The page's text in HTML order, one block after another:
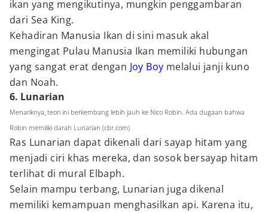
ikan yang mengikutinya, mungkin penggambaran
dari Sea King.
Kehadiran Manusia Ikan di sini masuk akal
mengingat Pulau Manusia Ikan memiliki hubungan
yang sangat erat dengan Joy Boy melalui janji kuno
dan Noah.
6. Lunarian
Menariknya, teori ini berkembang lebih jauh ke Nico Robin. Ada dugaan bahwa
Robin memiliki darah Lunarian (cbr.com)
Ras Lunarian dapat dikenali dari sayap hitam yang
menjadi ciri khas mereka, dan sosok bersayap hitam
terlihat di mural Elbaph.
Selain mampu terbang, Lunarian juga dikenal
memiliki kemampuan menghasilkan api. Karena itu,